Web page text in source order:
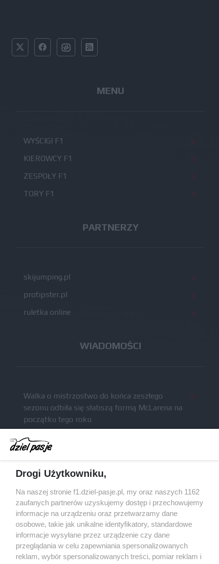
MENU
WYŚCIGI F1
KIEROWCY F1
ZESPOŁY F1
TORY F1
PARTNERZY
skijumping.pl
protipster.pl
ruletka online
WIADOMOŚCI
Walka o mistrzostwo do końca zeszłego
sezonu odbiła się słabszą formą McLarena na
początku tego roku
McCullough całkowicie opuści Astona Martina i
ma trafić do Red Bulla (akt.)
zeszłego sezonu
Obecne silniki muszą polegać na uczących się
algorytmach?
Honda uświadomiła sobie skalę problemów z
silnikiem dopiero w styczniu
Drogi Użytkowniku,
Na naszej stronie f1.dziel-pasje.pl, my oraz naszych 1162
zaufanych partnerów uzyskujemy dostęp i przechowujemy
informacje na urządzeniu oraz przetwarzamy dane
osobowe, takie jak unikalne identyfikatory, standardowe
informacje wysyłane przez urządzenie czy dane
przeglądania w celu zapewniania spersonalizowanych
reklam, wybór spersonalizowanych treści, pomiar reklam i